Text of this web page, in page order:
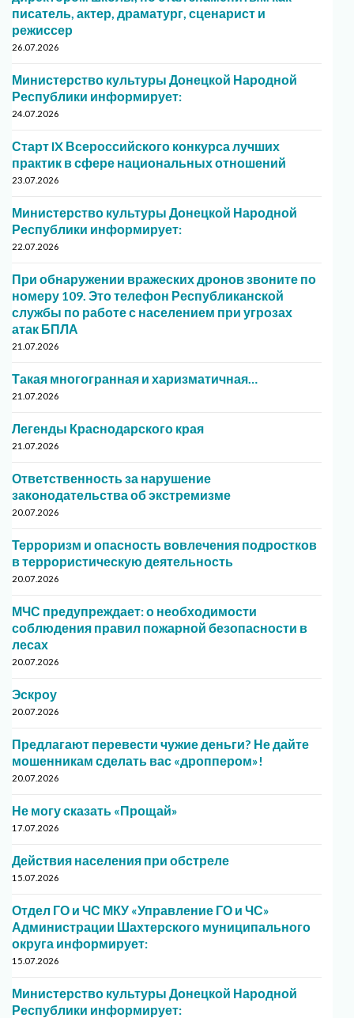
писатель, актер, драматург, сценарист и
режиссер
26.07.2026
Министерство культуры Донецкой Народной
Республики информирует:
24.07.2026
Старт IX Всероссийского конкурса лучших
практик в сфере национальных отношений
23.07.2026
Министерство культуры Донецкой Народной
Республики информирует:
22.07.2026
При обнаружении вражеских дронов звоните по
номеру 109. Это телефон Республиканской
службы по работе с населением при угрозах
атак БПЛА
21.07.2026
Такая многогранная и харизматичная…
21.07.2026
Легенды Краснодарского края
21.07.2026
Ответственность за нарушение
законодательства об экстремизме
20.07.2026
Терроризм и опасность вовлечения подростков
в террористическую деятельность
20.07.2026
МЧС предупреждает: о необходимости
соблюдения правил пожарной безопасности в
лесах
20.07.2026
Эскроу
20.07.2026
Предлагают перевести чужие деньги? Не дайте
мошенникам сделать вас «дроппером»!
20.07.2026
Не могу сказать «Прощай»
17.07.2026
Действия населения при обстреле
15.07.2026
Отдел ГО и ЧС МКУ «Управление ГО и ЧС»
Администрации Шахтерского муниципального
округа информирует:
15.07.2026
Министерство культуры Донецкой Народной
Республики информирует: